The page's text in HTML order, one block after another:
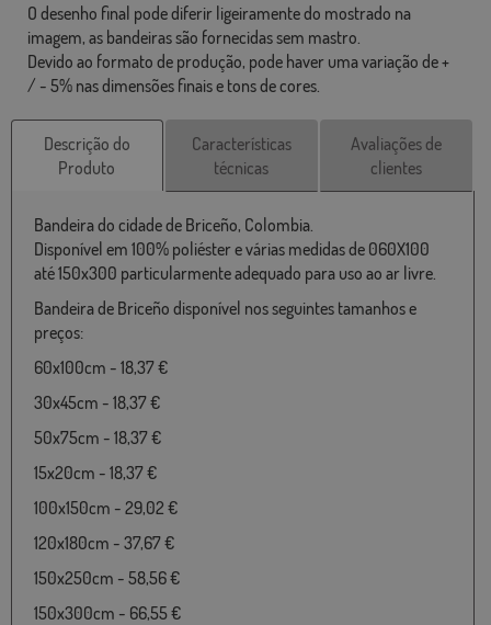
O desenho final pode diferir ligeiramente do mostrado na
imagem, as bandeiras são fornecidas sem mastro.
Devido ao formato de produção, pode haver uma variação de +
/ - 5% nas dimensões finais e tons de cores.
Descrição do
Produto
Características
técnicas
Avaliações de
clientes
Bandeira do cidade de Briceño, Colombia.
Disponível em 100% poliéster e várias medidas de 060X100
até 150x300 particularmente adequado para uso ao ar livre.
Bandeira de Briceño disponível nos seguintes tamanhos e
preços:
60x100cm - 18,37 €
30x45cm - 18,37 €
50x75cm - 18,37 €
15x20cm - 18,37 €
100x150cm - 29,02 €
120x180cm - 37,67 €
150x250cm - 58,56 €
150x300cm - 66,55 €